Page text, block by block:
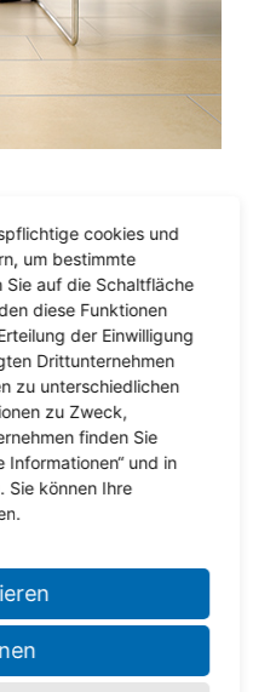
gestalten
stilvoll zugleich.
cookies und
um bestimmte
Sie auf die Schaltfläche
diese Funktionen
der Einwilligung
Drittunternehmen
zu unterschiedlichen
zu Zweck,
finden Sie
Informationen“ und in
Sie können Ihre